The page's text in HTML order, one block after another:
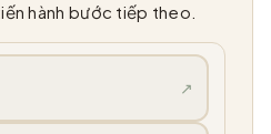
hành bước tiếp theo.
↗